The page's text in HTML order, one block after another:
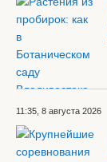
11:35, 8 августа 2026